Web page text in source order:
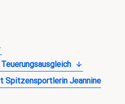
Spitzensportlerin Jeannine